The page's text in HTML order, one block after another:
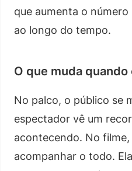
que aumenta o
ao longo do tempo.
O que muda
No palco, o público se
espectador vê um
acontecendo. No
acompanhar o todo.